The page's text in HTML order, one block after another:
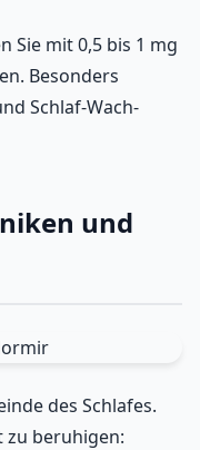
Sie mit 0,5 bis 1 mg
Besonders
Schlaf-Wach-
und
des Schlafes.
zu beruhigen: